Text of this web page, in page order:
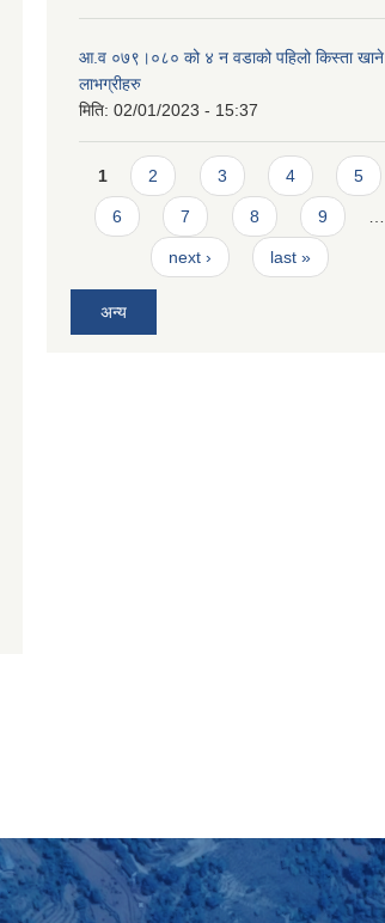
आ.व ०७९।०८० को ४ न‌‍ वडाको पहिलो किस्ता खाने
लाभग्रीहरु
मिति: 02/01/2023 - 15:37
Pages
1 2 3 4 5
6 7 8 9
next › last »
अन्य